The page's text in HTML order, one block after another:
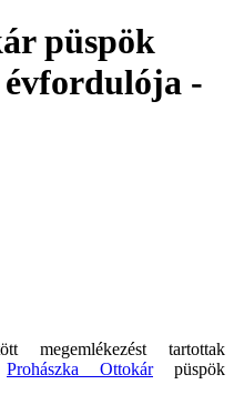
püspök
évfordulója -
megemlékezést tartottak
Prohászka Ottokárpüspök